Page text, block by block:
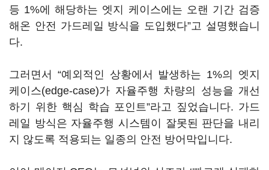
등 1%에 해당하는 엣지 케이스에는 오랜 기간 검증
해온 안전 가드레일 방식을 도입했다”고 설명했습니
다.
그러면서 “예외적인 상황에서 발생하는 1%의 엣지
케이스(edge-case)가 자율주행 차량의 성능을 개선
하기 위한 핵심 학습 포인트”라고 짚었습니다. 가드
레일 방식은 자율주행 시스템이 잘못된 판단을 내리
지 않도록 적용되는 일종의 안전 방어막입니다.